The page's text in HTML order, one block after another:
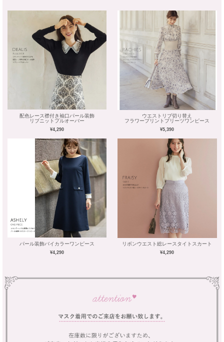
配色レース襟付き袖口パール装飾
リブニットプルオーバー
¥4,290
ウエストリブ切り替え
フラワープリントプリーツワンピース
¥5,390
パール装飾バイカラーワンピース
¥4,290
リボンウエスト総レースタイトスカート
¥4,290